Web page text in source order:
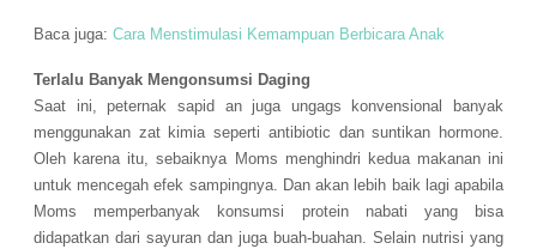
Baca juga: Cara Menstimulasi Kemampuan Berbicara Anak
Terlalu Banyak Mengonsumsi Daging
Saat ini, peternak sapid an juga ungags konvensional banyak
menggunakan zat kimia seperti antibiotic dan suntikan hormone.
Oleh karena itu, sebaiknya Moms menghindri kedua makanan ini
untuk mencegah efek sampingnya. Dan akan lebih baik lagi apabila
Moms memperbanyak konsumsi protein nabati yang bisa
didapatkan dari sayuran dan juga buah-buahan. Selain nutrisi yang